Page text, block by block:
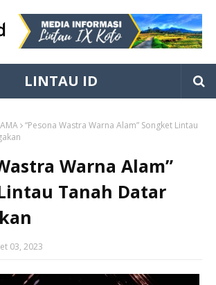
LINTAU ID
“Pesona Wastra Warna Alam” Songket Lintau
Warna Alam”
Tanah Datar
03, 2023